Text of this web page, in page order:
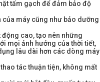
tấm gạch để đảm bảo độ
của máy cũng như bảo dưỡng
cao, tạo nên những
mọi ảnh hưởng của thời tiết,
lâu dài hơn các dòng máy
tác thuận tiện, không mất